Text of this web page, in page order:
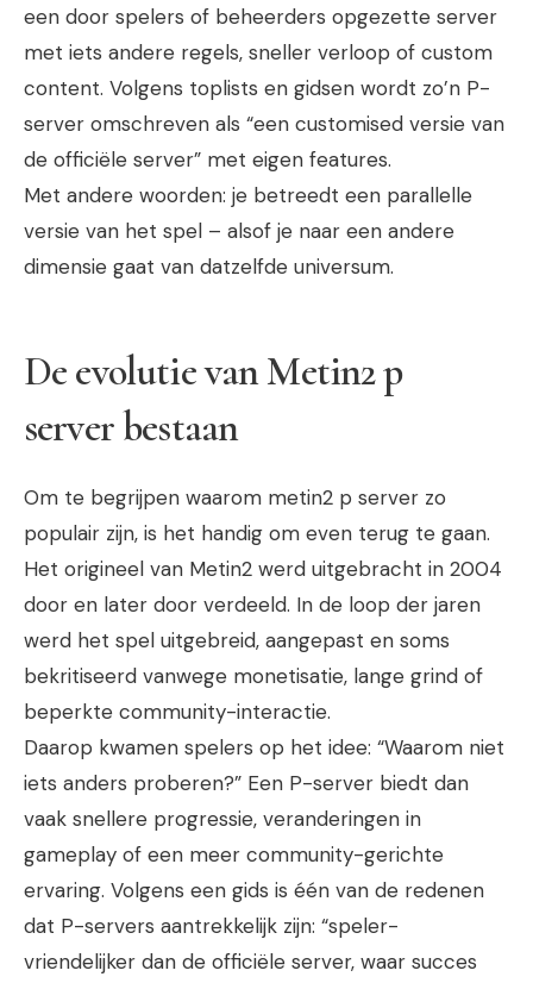
een door spelers of beheerders opgezette server
met iets andere regels, sneller verloop of custom
content. Volgens toplists en gidsen wordt zo’n P-
server omschreven als “een customised versie van
de officiële server” met eigen features.
Met andere woorden: je betreedt een parallelle
versie van het spel – alsof je naar een andere
dimensie gaat van datzelfde universum.
De evolutie vanMetin2 p
serverbestaan
Om te begrijpen waarom metin2 p server zo
populair zijn, is het handig om even terug te gaan.
Het origineel van Metin2 werd uitgebracht in 2004
door en later door verdeeld. In de loop der jaren
werd het spel uitgebreid, aangepast en soms
bekritiseerd vanwege monetisatie, lange grind of
beperkte community-interactie.
Daarop kwamen spelers op het idee: “Waarom niet
iets anders proberen?” Een P-server biedt dan
vaak snellere progressie, veranderingen in
gameplay of een meer community-gerichte
ervaring. Volgens een gids is één van de redenen
dat P-servers aantrekkelijk zijn: “speler-
vriendelijker dan de officiële server, waar succes